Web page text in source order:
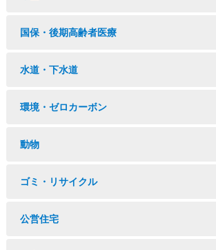
国保・後期高齢者医療
水道・下水道
環境・ゼロカーボン
動物
ゴミ・リサイクル
公営住宅